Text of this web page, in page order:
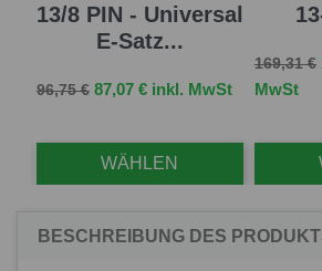
13/8 PIN - Universal
E-Satz...
Verkaufspreis
96,75 € Preis
87,07 € inkl. MwSt
WÄHLEN
169,31 €
MwSt
BESCHREIBUNG DES